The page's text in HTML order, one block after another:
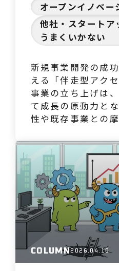
オープンイノベー
他社・スタートア
うまくいかない
新規事業開発の成
える「伴走型アク
事業の立ち上げは
て成長の原動力と
性や既存事業との
す。特に、アイデ
化、そしてスケー
りには、スピード
実行力が不可欠で
なコンサルティン
では、表面的な助
COLUMN2026.04.10